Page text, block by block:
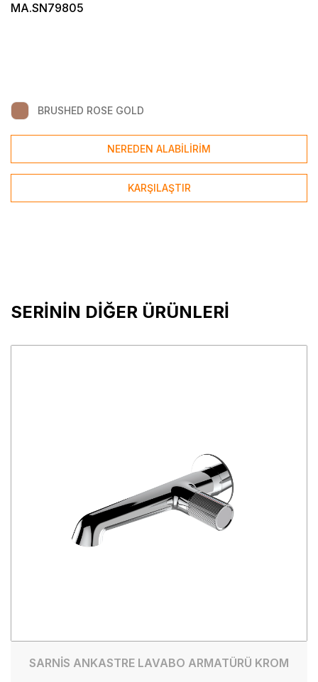
MA.SN79805
BRUSHED ROSE GOLD
NEREDEN ALABİLİRİM
KARŞILAŞTIR
SERİNİN DİĞER ÜRÜNLERİ
SARNİS ANKASTRE LAVABO ARMATÜRÜ KROM